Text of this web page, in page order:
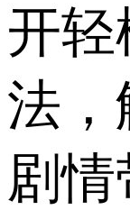
开
法，
剧